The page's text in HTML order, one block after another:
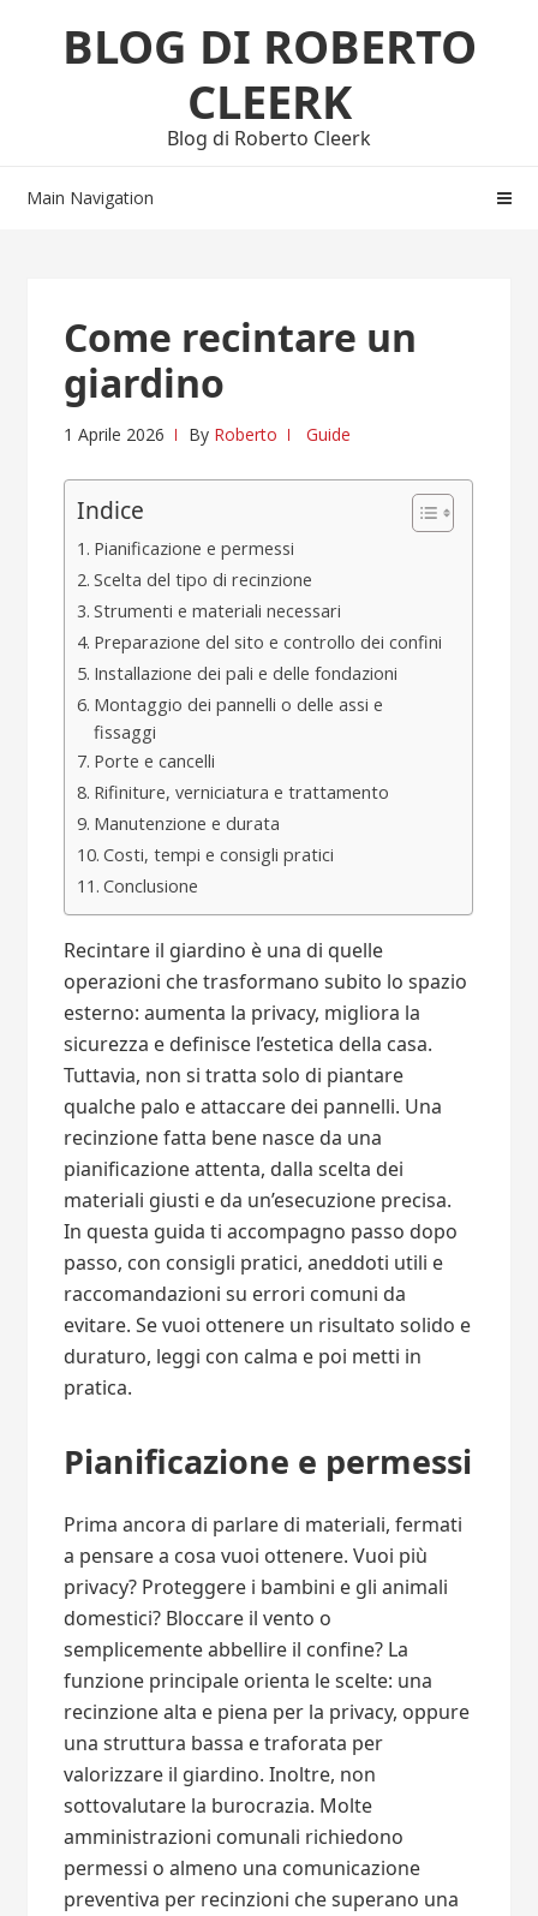
BLOG DI ROBERTO
CLEERK
Blog di Roberto Cleerk
Main Navigation
Come recintare un
giardino
1 Aprile 2026 By Roberto Guide
Indice
Pianificazione e permessi
Scelta del tipo di recinzione
Strumenti e materiali necessari
Preparazione del sito e controllo dei confini
Installazione dei pali e delle fondazioni
Montaggio dei pannelli o delle assi e
fissaggi
Porte e cancelli
Rifiniture, verniciatura e trattamento
Manutenzione e durata
Costi, tempi e consigli pratici
Conclusione
Recintare il giardino è una di quelle
operazioni che trasformano subito lo spazio
esterno: aumenta la privacy, migliora la
sicurezza e definisce l’estetica della casa.
Tuttavia, non si tratta solo di piantare
qualche palo e attaccare dei pannelli. Una
recinzione fatta bene nasce da una
pianificazione attenta, dalla scelta dei
materiali giusti e da un’esecuzione precisa.
In questa guida ti accompagno passo dopo
passo, con consigli pratici, aneddoti utili e
raccomandazioni su errori comuni da
evitare. Se vuoi ottenere un risultato solido e
duraturo, leggi con calma e poi metti in
pratica.
Pianificazione e permessi
Prima ancora di parlare di materiali, fermati
a pensare a cosa vuoi ottenere. Vuoi più
privacy? Proteggere i bambini e gli animali
domestici? Bloccare il vento o
semplicemente abbellire il confine? La
funzione principale orienta le scelte: una
recinzione alta e piena per la privacy, oppure
una struttura bassa e traforata per
valorizzare il giardino. Inoltre, non
sottovalutare la burocrazia. Molte
amministrazioni comunali richiedono
permessi o almeno una comunicazione
preventiva per recinzioni che superano una